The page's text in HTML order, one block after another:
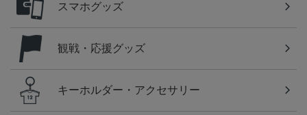
スマホグッズ
観戦・応援グッズ
キーホルダー・アクセサリー